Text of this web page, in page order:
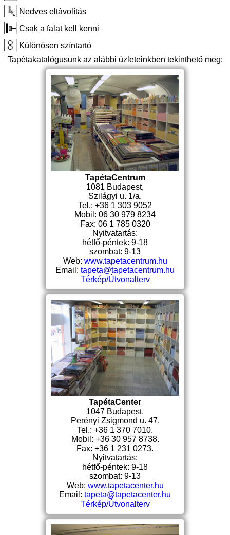
Nedves eltávolítás
Csak a falat kell kenni
Különösen színtartó
Tapétakatalógusunk az alábbi üzleteinkben tekinthető meg:
TapétaCentrum
1081 Budapest,
Szilágyi u. 1/a.
Tel.: +36 1 303 9052
Mobil: 06 30 979 8234
Fax: 06 1 785 0320
Nyitvatartás:
hétfő-péntek: 9-18
szombat: 9-13
Web: www.tapetacentrum.hu
Email: tapeta@tapetacentrum.hu
Térkép/Útvonalterv
TapétaCenter
1047 Budapest,
Perényi Zsigmond u. 47.
Tel.: +36 1 370 7010.
Mobil: +36 30 957 8738.
Fax: +36 1 231 0273.
Nyitvatartás:
hétfő-péntek: 9-18
szombat: 9-13
Web: www.tapetacenter.hu
Email: tapeta@tapetacenter.hu
Térkép/Útvonalterv